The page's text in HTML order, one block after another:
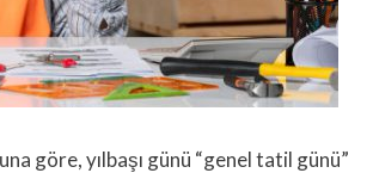
göre, yılbaşı günü “genel tatil günü”